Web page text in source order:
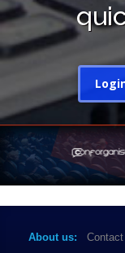
About us: Contact